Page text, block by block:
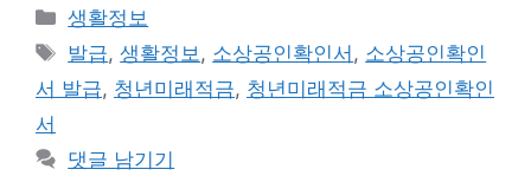
카
테
리
생활정보
태
그
발급,생활정보, 소상공인확인서 , 소상공인확인
서 발급, 청년미래적금, 청년미래적금 소상공인확인
서
댓글 남기기